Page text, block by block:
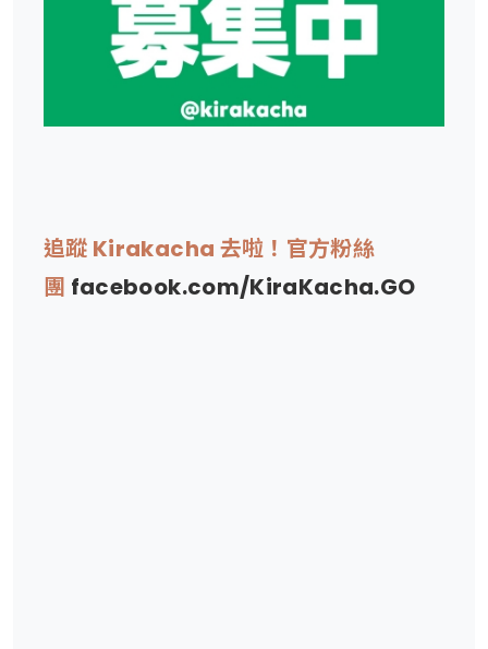
追蹤 Kirakacha 去啦！官方粉絲
團 facebook.com/KiraKacha.GO